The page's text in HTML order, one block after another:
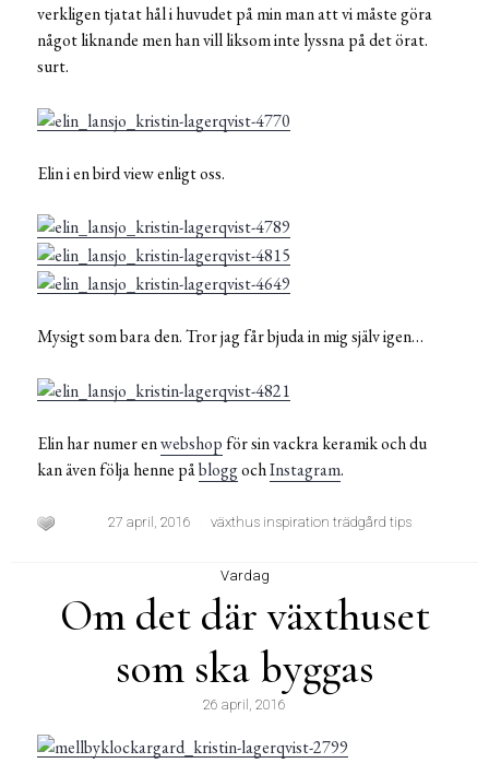
verkligen tjatat hål i huvudet på min man att vi måste göra
något liknande men han vill liksom inte lyssna på det örat.
surt.
Elin i en bird view enligt oss.
Mysigt som bara den. Tror jag får bjuda in mig själv igen…
Elin har numer enwebshopför sin vackra keramik och du
kan även följa henne påbloggochInstagram.
27 april, 2016 växthus inspiration trädgård tips
Vardag
Om det där växthuset
som ska byggas
26 april, 2016